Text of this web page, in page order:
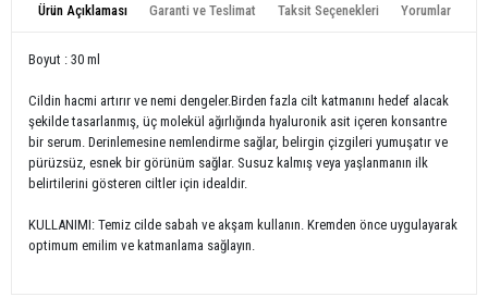
Ürün Açıklaması Garanti ve Teslimat Taksit Seçenekleri Yorumlar
Boyut : 30 ml
Cildin hacmi artırır ve nemi dengeler.Birden fazla cilt katmanını hedef alacak
şekilde tasarlanmış, üç molekül ağırlığında hyaluronik asit içeren konsantre
bir serum. Derinlemesine nemlendirme sağlar, belirgin çizgileri yumuşatır ve
pürüzsüz, esnek bir görünüm sağlar. Susuz kalmış veya yaşlanmanın ilk
belirtilerini gösteren ciltler için idealdir.
KULLANIMI: Temiz cilde sabah ve akşam kullanın. Kremden önce uygulayarak
optimum emilim ve katmanlama sağlayın.